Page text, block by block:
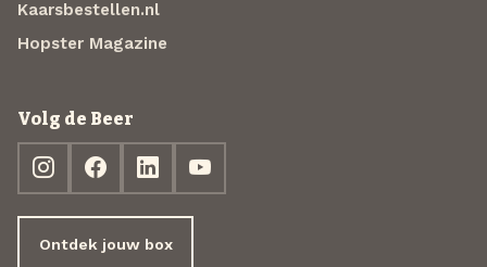
Kaarsbestellen.nl
Hopster Magazine
Volg de Beer
Ontdek jouw box